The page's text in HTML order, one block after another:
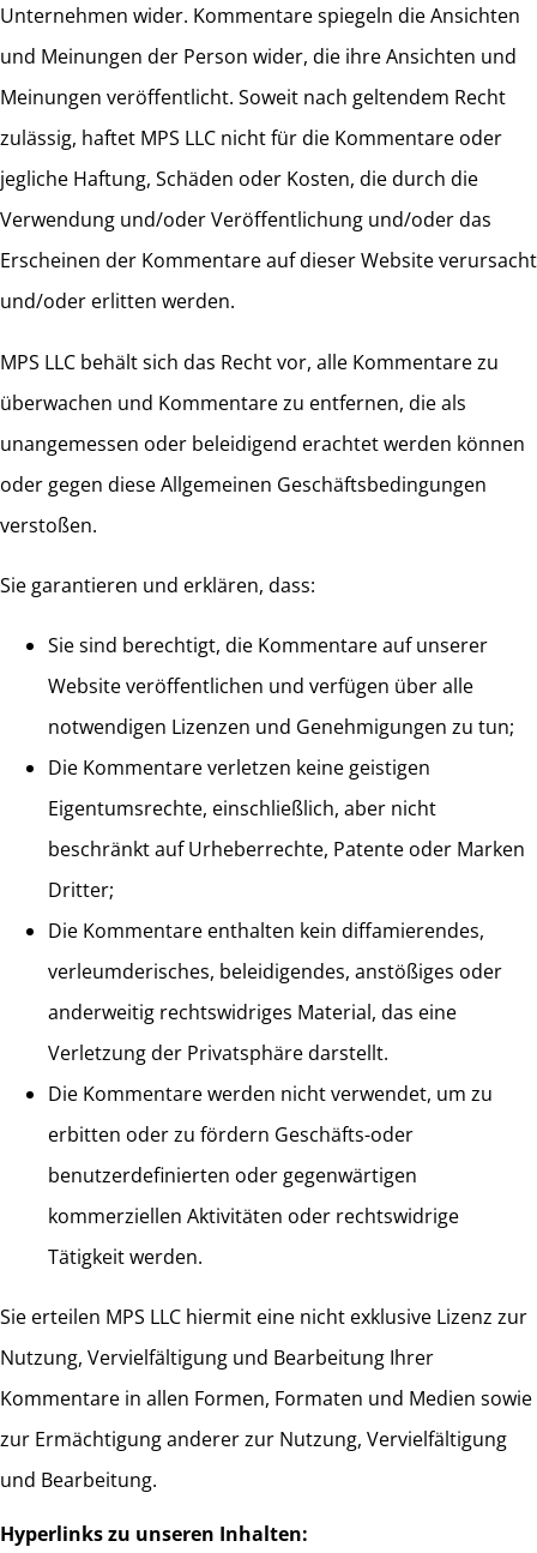
Unternehmen wider. Kommentare spiegeln die Ansichten
und Meinungen der Person wider, die ihre Ansichten und
Meinungen veröffentlicht. Soweit nach geltendem Recht
zulässig, haftet MPS LLC nicht für die Kommentare oder
jegliche Haftung, Schäden oder Kosten, die durch die
Verwendung und/oder Veröffentlichung und/oder das
Erscheinen der Kommentare auf dieser Website verursacht
und/oder erlitten werden.
MPS LLC behält sich das Recht vor, alle Kommentare zu
überwachen und Kommentare zu entfernen, die als
unangemessen oder beleidigend erachtet werden können
oder gegen diese Allgemeinen Geschäftsbedingungen
verstoßen.
Sie garantieren und erklären, dass:
Sie sind berechtigt, die Kommentare auf unserer
Website veröffentlichen und verfügen über alle
notwendigen Lizenzen und Genehmigungen zu tun;
Die Kommentare verletzen keine geistigen
Eigentumsrechte, einschließlich, aber nicht
beschränkt auf Urheberrechte, Patente oder Marken
Dritter;
Die Kommentare enthalten kein diffamierendes,
verleumderisches, beleidigendes, anstößiges oder
anderweitig rechtswidriges Material, das eine
Verletzung der Privatsphäre darstellt.
Die Kommentare werden nicht verwendet, um zu
erbitten oder zu fördern Geschäfts-oder
benutzerdefinierten oder gegenwärtigen
kommerziellen Aktivitäten oder rechtswidrige
Tätigkeit werden.
Sie erteilen MPS LLC hiermit eine nicht exklusive Lizenz zur
Nutzung, Vervielfältigung und Bearbeitung Ihrer
Kommentare in allen Formen, Formaten und Medien sowie
zur Ermächtigung anderer zur Nutzung, Vervielfältigung
und Bearbeitung.
Hyperlinks zu unseren Inhalten: